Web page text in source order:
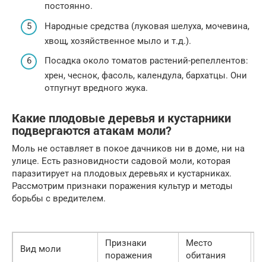
постоянно.
Народные средства (луковая шелуха, мочевина,
хвощ, хозяйственное мыло и т.д.).
Посадка около томатов растений-репеллентов:
хрен, чеснок, фасоль, календула, бархатцы. Они
отпугнут вредного жука.
Какие плодовые деревья и кустарники
подвергаются атакам моли?
Моль не оставляет в покое дачников ни в доме, ни на
улице. Есть разновидности садовой моли, которая
паразитирует на плодовых деревьях и кустарниках.
Рассмотрим признаки поражения культур и методы
борьбы с вредителем.
Вид моли
Признаки
поражения
Место
обитания